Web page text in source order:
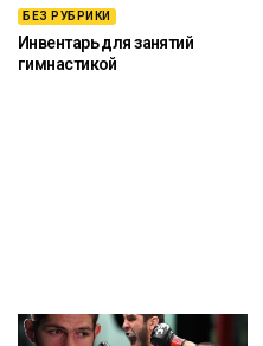
БЕЗ РУБРИКИ
Инвентарь для занятий
гимнастикой